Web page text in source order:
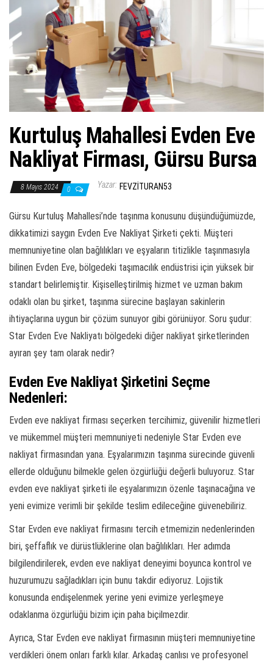
r
Kurtuluş Mahallesi Evden Eve
Nakliyat Firması, Gürsu Bursa
8 Mayıs 2024 0 Yazar: FEVZITURAN53
Gürsu Kurtuluş Mahallesi’nde taşınma konusunu düşündüğümüzde,
dikkatimizi saygın Evden Eve Nakliyat Şirketi çekti. Müşteri
memnuniyetine olan bağlılıkları ve eşyaların titizlikle taşınmasıyla
bilinen Evden Eve, bölgedeki taşımacılık endüstrisi için yüksek bir
standart belirlemiştir. Kişiselleştirilmiş hizmet ve uzman bakım
odaklı olan bu şirket, taşınma sürecine başlayan sakinlerin
ihtiyaçlarına uygun bir çözüm sunuyor gibi görünüyor. Soru şudur:
Star Evden Eve Nakliyatı bölgedeki diğer nakliyat şirketlerinden
ayıran şey tam olarak nedir?
Evden Eve Nakliyat Şirketini Seçme
Nedenleri:
Evden eve nakliyat firması seçerken tercihimiz, güvenilir hizmetleri
ve mükemmel müşteri memnuniyeti nedeniyle Star Evden eve
nakliyat firmasından yana. Eşyalarımızın taşınma sürecinde güvenli
ellerde olduğunu bilmekle gelen özgürlüğü değerli buluyoruz. Star
evden eve nakliyat şirketi ile eşyalarımızın özenle taşınacağına ve
yeni evimize verimli bir şekilde teslim edileceğine güvenebiliriz.
Star Evden eve nakliyat firmasını tercih etmemizin nedenlerinden
biri, şeffaflık ve dürüstlüklerine olan bağlılıkları. Her adımda
bilgilendirilerek, evden eve nakliyat deneyimi boyunca kontrol ve
huzurumuzu sağladıkları için bunu takdir ediyoruz. Lojistik
konusunda endişelenmek yerine yeni evimize yerleşmeye
odaklanma özgürlüğü bizim için paha biçilmezdir.
Ayrıca, Star Evden eve nakliyat firmasının müşteri memnuniyetine
verdikleri önem onları farklı kılar. Arkadaş canlısı ve profesyonel